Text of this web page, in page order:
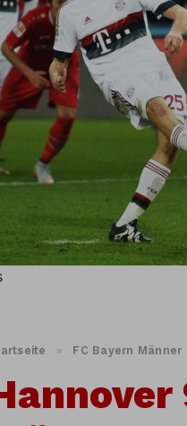
» FC Bayern Männer